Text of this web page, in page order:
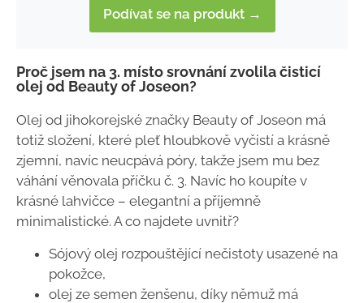
Podívat se na produkt →
Proč jsem na 3. místo srovnání zvolila čisticí
olej od Beauty of Joseon?
Olej od jihokorejské značky Beauty of Joseon má
totiž složení, které pleť hloubkově vyčistí a krásně
zjemní, navíc neucpává póry, takže jsem mu bez
váhání věnovala příčku č. 3. Navíc ho koupíte v
krásné lahvičce – elegantní a příjemně
minimalistické. A co najdete uvnitř?
Sójový olej rozpouštějící nečistoty usazené na
pokožce,
olej ze semen ženšenu, díky němuž má